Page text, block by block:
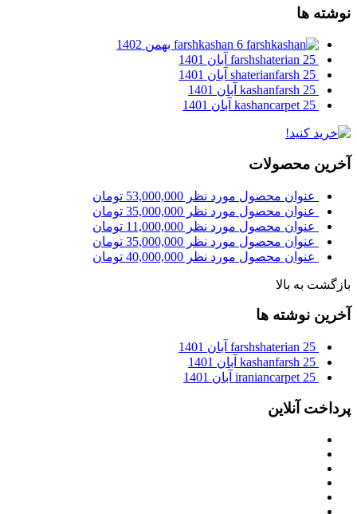
نوشته ها
farshkashan 6 بهمن 1402
farshshaterian 25 آبان 1401
shaterianfarsh 25 آبان 1401
kashanfarsh 25 آبان 1401
kashancarpet 25 آبان 1401
آخرین محصولات
عنوان محصول مورد نظر 53,000,000 تومان
عنوان محصول مورد نظر 35,000,000 تومان
عنوان محصول مورد نظر 11,000,000 تومان
عنوان محصول مورد نظر 35,000,000 تومان
عنوان محصول مورد نظر 40,000,000 تومان
بازگشت به بالا
آخرین نوشته ها
farshshaterian 25 آبان 1401
kashanfarsh 25 آبان 1401
iraniancarpet 25 آبان 1401
پرداخت آنلاین